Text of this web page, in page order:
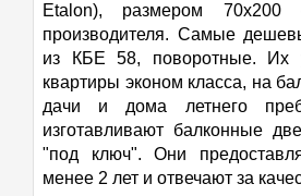
детскую комнату. Хочу
компанию. Через год створка
работать просто заклинило ее и
Пока была гарантия они
ждали их пару месяцев.
мы уезжали жить на дачу
гарантия закончилась и снова
Пока ждали их что-то там сами
она в положении «ручка открыта»
Etalon), размером
производителя. Самые
из КБЕ 58, поворотные. Их
квартиры эконом класса, на
дачи и дома летнего
изготавливают балконные
"под ключ". Они
менее 2 лет и отвечают за